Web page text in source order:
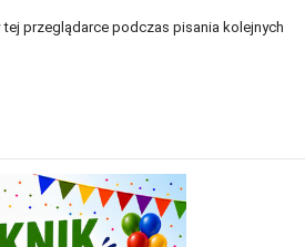
tej przeglądarce podczas pisania kolejnych